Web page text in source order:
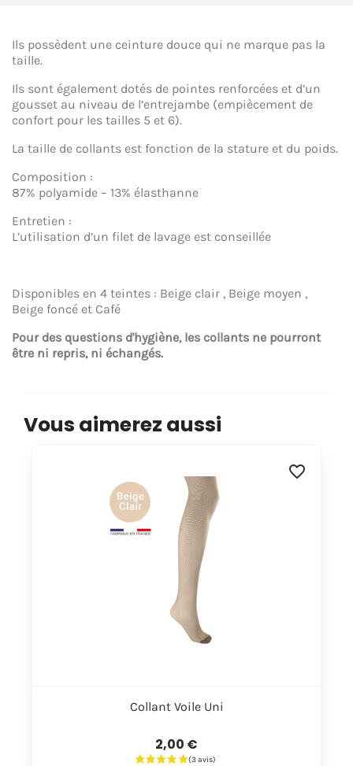
Ils possèdent une ceinture douce qui ne marque pas la
taille.
Ils sont également dotés de pointes renforcées et d’un
gousset au niveau de l’entrejambe (empiècement de
confort pour les tailles 5 et 6).
La taille de collants est fonction de la stature et du poids.
Composition :
87% polyamide – 13% élasthanne
Entretien :
L’utilisation d’un filet de lavage est conseillée
Disponibles en 4 teintes : Beige clair , Beige moyen ,
Beige foncé et Café
Pour des questions d'hygiène, les collants ne pourront
être ni repris, ni échangés.
Vous aimerez aussi
Collant Voile Uni
2,00 €
favorite_border